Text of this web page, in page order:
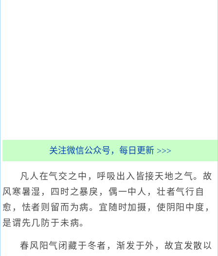
关注微信公众号，每日更新 >>>
凡人在气交之中，呼吸出入皆接天地之气。故
风寒暑湿，四时之暴戾，偶一中人，壮者气行自
愈，怯者则留而为病。宜随时加摄，使阴阳中度，
是谓先几防于未病。
春风阳气闭藏于冬者，渐发于外，故宜发散以